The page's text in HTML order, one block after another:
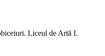
Liceul de Artă I.